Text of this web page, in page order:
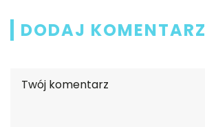
DODAJ KOMENTARZ